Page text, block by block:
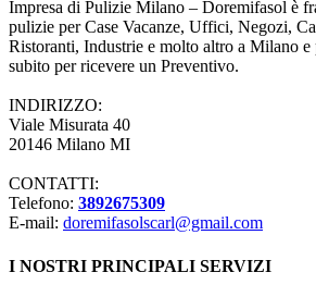
Impresa di Pulizie Milano – Doremifasol è
pulizie per Case Vacanze, Uffici, Negozi,
Ristoranti, Industrie e molto altro a Milano e
subito per ricevere un Preventivo.
INDIRIZZO:
Viale Misurata 40
20146 Milano MI
CONTATTI:
Telefono: 3892675309
E-mail: doremifasolscarl@gmail.com
I NOSTRI PRINCIPALI SERVIZI